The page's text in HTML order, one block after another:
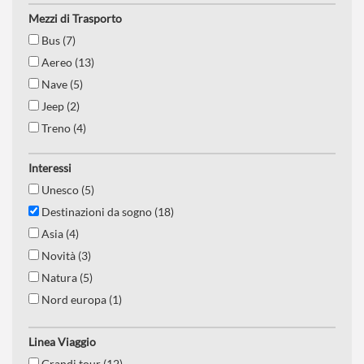
Mezzi di Trasporto
Bus (7)
Aereo (13)
Nave (5)
Jeep (2)
Treno (4)
Interessi
Unesco (5)
Destinazioni da sogno (18)
Asia (4)
Novità (3)
Natura (5)
Nord europa (1)
Navigazione (2)
Linea Viaggio